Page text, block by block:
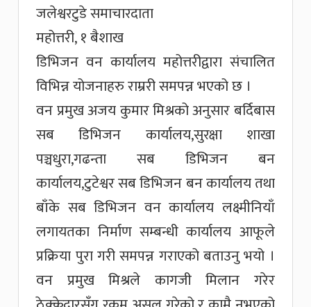
जलेश्वरटुडे समाचारदाता
महोत्तरी, १ बैशाख
डिभिजन वन कार्यालय महोत्तरीद्वारा संचालित
विभिन्न योजनाहरु राम्ररी समपन्न भएको छ ।
वन प्रमुख अजय कुमार मिश्रको अनुसार बर्दिबास
सब डिभिजन कार्यालय,सुरक्षा शाखा
पञ्चधुरा,गढन्ता सब डिभिजन बन
कार्यालय,टुटेश्वर सब डिभिजन बन कार्यालय तथा
बाँके सब डिभिजन वन कार्यालय लक्ष्मीनियाँ
लगायतका निर्माण सम्बन्धी कार्यालय आफूले
प्रक्रिया पुरा गरी समपन्न गराएको बताउनु भयो ।
वन प्रमुख मिश्रले कागजी मिलान गरेर